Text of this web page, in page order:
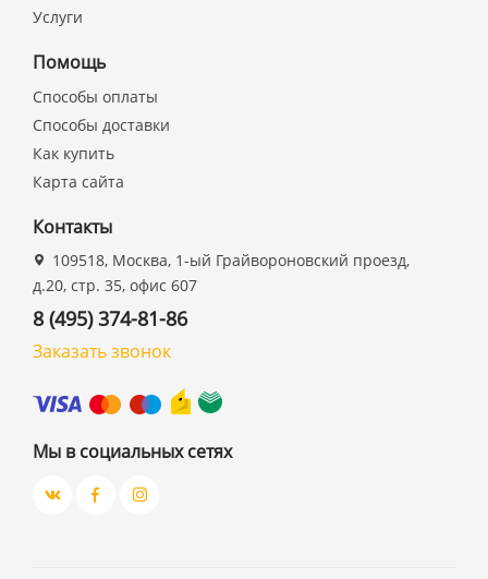
Услуги
Помощь
Способы оплаты
Способы доставки
Как купить
Карта сайта
Контакты
109518, Москва, 1-ый Грайвороновский проезд,
д.20, стр. 35, офис 607
8 (495) 374-81-86
Заказать звонок
Мы в социальных сетях